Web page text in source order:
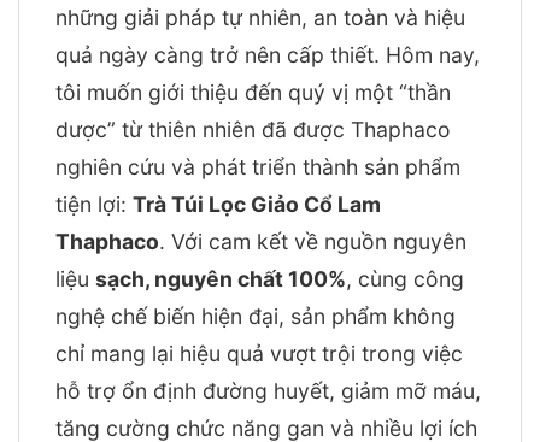
những giải pháp tự nhiên, an toàn và hiệu
quả ngày càng trở nên cấp thiết. Hôm nay,
tôi muốn giới thiệu đến quý vị một “thần
dược” từ thiên nhiên đã được Thaphaco
nghiên cứu và phát triển thành sản phẩm
tiện lợi: Trà Túi Lọc Giảo Cổ Lam
Thaphaco. Với cam kết về nguồn nguyên
liệu sạch, nguyên chất 100%, cùng công
nghệ chế biến hiện đại, sản phẩm không
chỉ mang lại hiệu quả vượt trội trong việc
hỗ trợ ổn định đường huyết, giảm mỡ máu,
tăng cường chức năng gan và nhiều lợi ích